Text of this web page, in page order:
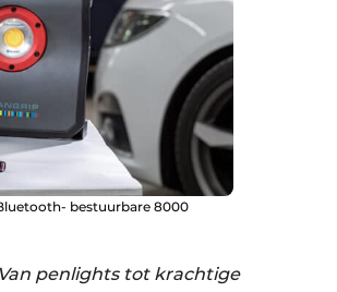
bestuurbare 8000
penlights tot krachtige